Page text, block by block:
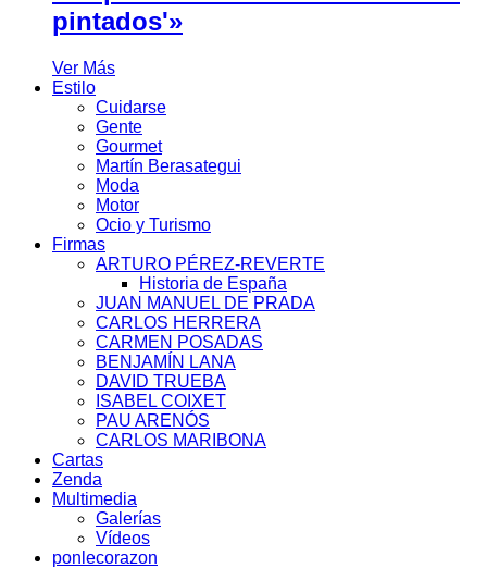
pintados'»
Ver Más
Estilo
Cuidarse
Gente
Gourmet
Martín Berasategui
Moda
Motor
Ocio y Turismo
Firmas
ARTURO PÉREZ-REVERTE
Historia de España
JUAN MANUEL DE PRADA
CARLOS HERRERA
CARMEN POSADAS
BENJAMÍN LANA
DAVID TRUEBA
ISABEL COIXET
PAU ARENÓS
CARLOS MARIBONA
Cartas
Zenda
Multimedia
Galerías
Vídeos
ponlecorazon